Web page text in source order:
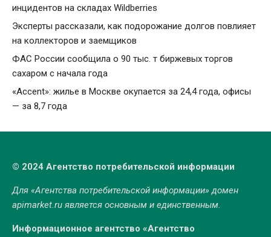
инцидентов на складах Wildberries
Эксперты рассказали, как подорожание долгов повлияет
на коллекторов и заемщиков
ФАС России сообщила о 90 тыс. т биржевых торгов
сахаром с начала года
«Accent»: жилье в Москве окупается за 24,4 года, офисы
— за 8,7 года
© 2024 Агентство потребительской информации
Для «Агентства потребительской информации» домен
apimarket.ruявляется основным и единственным.
Информационное агентство «Агентство